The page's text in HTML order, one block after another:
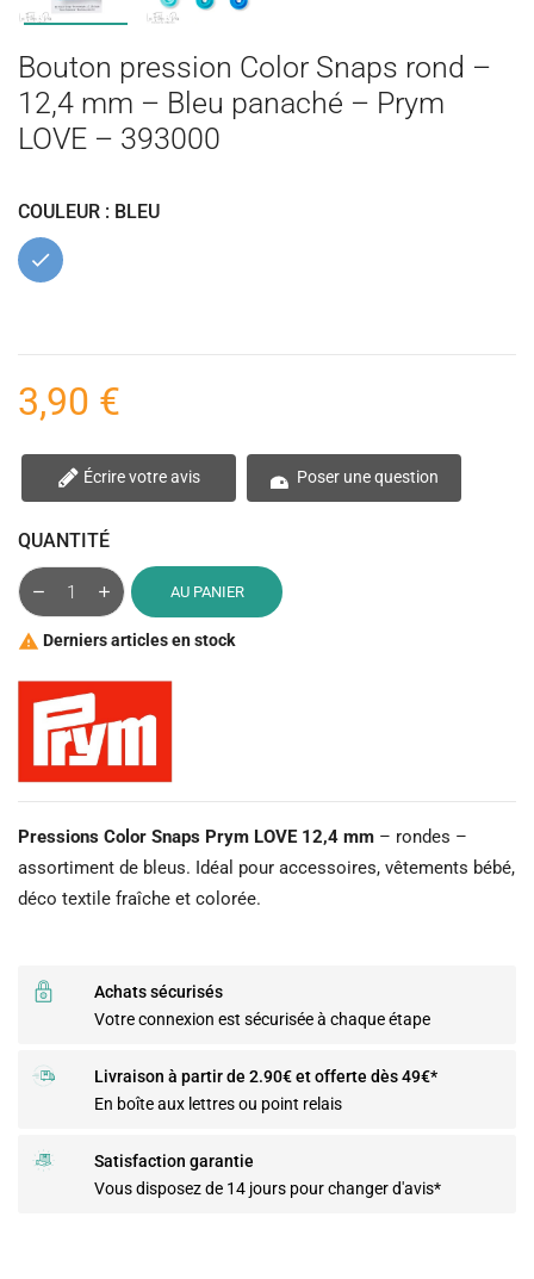
Bouton pression Color Snaps rond –
12,4 mm – Bleu panaché – Prym
LOVE – 393000
COULEUR : BLEU
Bleu
3,90 €
Écrire votre avis Poser une question
QUANTITÉ
AU PANIER
 Derniers articles en stock
Pressions Color Snaps Prym LOVE 12,4 mm – rondes –
assortiment de bleus. Idéal pour accessoires, vêtements bébé,
déco textile fraîche et colorée.
Achats sécurisés
Votre connexion est sécurisée à chaque étape
Livraison à partir de 2.90€ et offerte dès 49€*
En boîte aux lettres ou point relais
Satisfaction garantie
Vous disposez de 14 jours pour changer d'avis*